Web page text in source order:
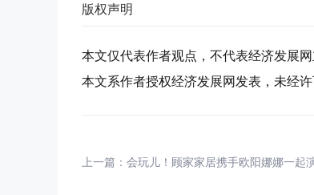
版权声明
本文仅代表作者观点，不代表经济发展网
本文系作者授权经济发展网发表，未经许
上一篇： 会玩儿！顾家家居携手欧阳娜娜一起